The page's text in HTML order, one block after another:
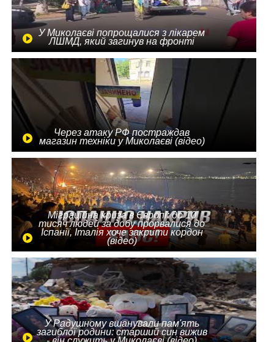
У Миколаєві попрощалися з лікарем
ЛШМД, який загинув на фронті
Через атаку РФ постраждав
магазин техніки у Миколаєві (відео)
Міграційна криза в Європі: до 10
тисяч людей за добу прорвалися до
Іспанії, Італія хоче закрити кордон
(відео)
У Радушному вшанували пам'ять
загиблої родини: старший син вижив